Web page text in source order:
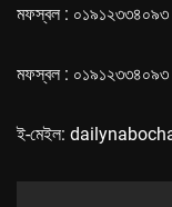
মফস্বল : ০১৯১২৩৩৪০৯৩
মফস্বল : ০১৯১২৩৩৪০৯৩
ই-মেইল: